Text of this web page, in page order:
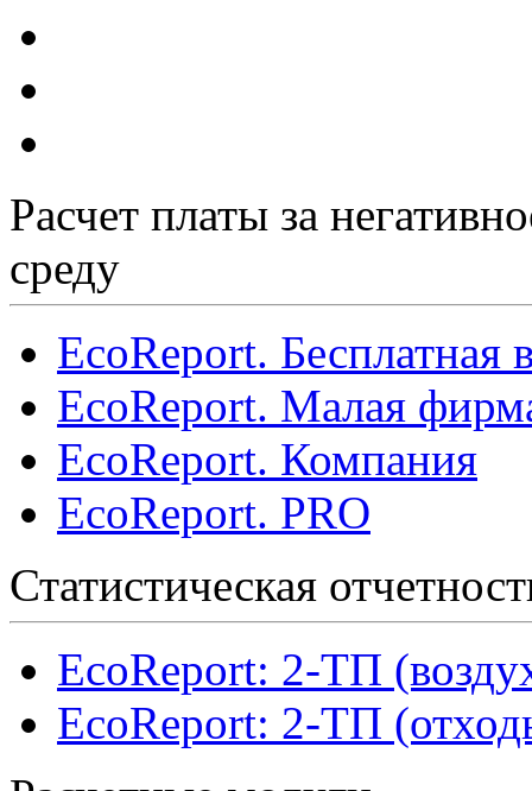
Расчет платы за
среду
EcoReport. Бесплатная
EcoReport. Малая
EcoReport. Компания
EcoReport. PRO
Статистическая
EcoReport: 2-ТП
EcoReport: 2-ТП